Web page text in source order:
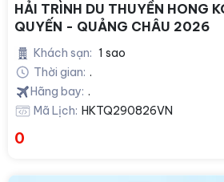
HẢI TRÌNH DU THUYỀN HONG
QUYẾN - QUẢNG CHÂU 2026
Khách sạn: 1 sao
Thời gian: .
Hãng bay: .
Mã Lịch: HKTQ290826VN
0